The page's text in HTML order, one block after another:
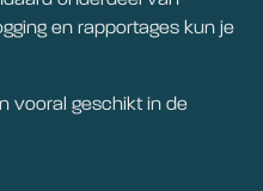
en rapportages kun je
vooral geschikt in de